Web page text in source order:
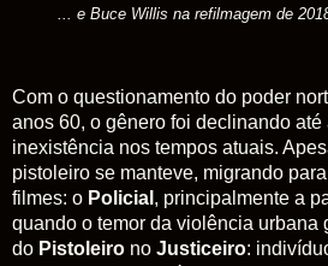
e Buce Willis na refilmagem de
Com o questionamento do poder
anos 60, o gênero foi declinando até
inexistência nos tempos atuais.
pistoleiro se manteve, migrando
filmes: o Policial , principalmente a
quando o temor da violência urbana
do Pistoleiro no Justiceiro: